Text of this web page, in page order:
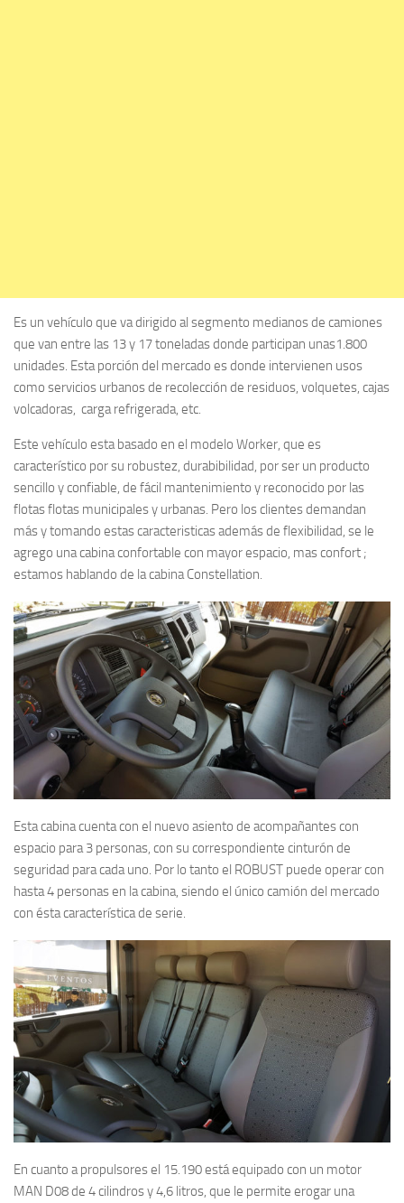
Es un vehículo que va dirigido al segmento medianos de camiones
que van entre las 13 y 17 toneladas donde participan unas1.800
unidades. Esta porción del mercado es donde intervienen usos
como servicios urbanos de recolección de residuos, volquetes, cajas
volcadoras, carga refrigerada, etc.
Este vehículo esta basado en el modelo Worker, que es
característico por su robustez, durabibilidad, por ser un producto
sencillo y confiable, de fácil mantenimiento y reconocido por las
flotas flotas municipales y urbanas. Pero los clientes demandan
más y tomando estas caracteristicas además de flexibilidad, se le
agrego una cabina confortable con mayor espacio, mas confort ;
estamos hablando de la cabina Constellation.
Esta cabina cuenta con el nuevo asiento de acompañantes con
espacio para 3 personas, con su correspondiente cinturón de
seguridad para cada uno. Por lo tanto el ROBUST puede operar con
hasta 4 personas en la cabina, siendo el único camión del mercado
con ésta característica de serie.
En cuanto a propulsores el 15.190 está equipado con un motor
MAN D08 de 4 cilindros y 4,6 litros, que le permite erogar una